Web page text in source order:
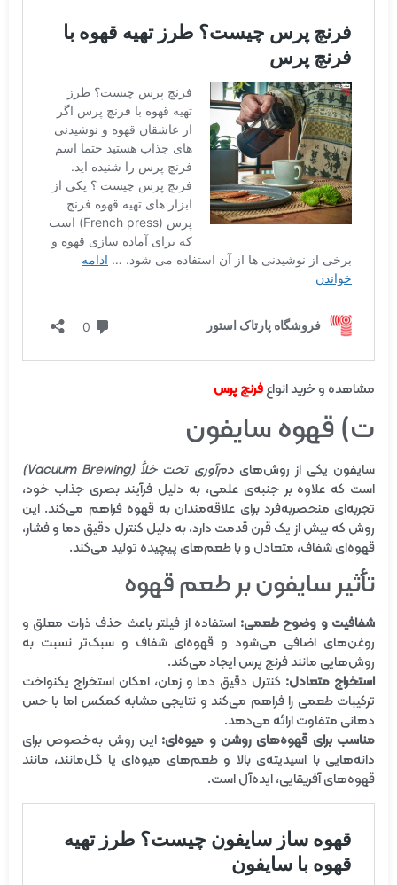
مشاهده و خرید انواعفرنچ پرس
ت) قهوه سایفون
سایفون یکی از روش‌هایدم‌آوری تحت خلأ (Vacuum Brewing)
است که علاوه بر جنبه‌ی علمی، به دلیل فرآیند بصری جذاب خود،
تجربه‌ای منحصربه‌فرد برای علاقه‌مندان به قهوه فراهم می‌کند. این
روش که بیش از یک قرن قدمت دارد، به دلیل کنترل دقیق دما و فشار،
قهوه‌ای شفاف، متعادل و با طعم‌های پیچیده تولید می‌کند.
تأثیر سایفون بر طعم قهوه
شفافیت و وضوح طعمی: استفاده از فیلتر باعث حذف ذرات معلق و
روغن‌های اضافی می‌شود و قهوه‌ای شفاف و سبک‌تر نسبت به
روش‌هایی مانند فرنچ پرس ایجاد می‌کند.
استخراج متعادل: کنترل دقیق دما و زمان، امکان استخراج یکنواخت
ترکیبات طعمی را فراهم می‌کند و نتایجی مشابه کمکس اما با حس
دهانی متفاوت ارائه می‌دهد.
مناسب برای قهوه‌های روشن و میوه‌ای: این روش به‌خصوص برای
دانه‌هایی با اسیدیته‌ی بالا و طعم‌های میوه‌ای یا گل‌مانند، مانند
قهوه‌های آفریقایی، ایده‌آل است.